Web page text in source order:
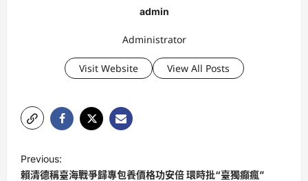
admin
Administrator
Visit Website View All Posts
o
Previous:
賴清德稱臺海戰爭歸專包養價格功安倍 環時批“臺獨癲瘋”